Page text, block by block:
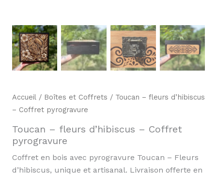
Accueil/ Boîtes et Coffrets / Toucan – fleurs d’hibiscus
– Coffret pyrogravure
Toucan – fleurs d’hibiscus – Coffret
pyrogravure
Coffret en bois avec pyrogravure Toucan – Fleurs
d’hibiscus, unique et artisanal. Livraison offerte en